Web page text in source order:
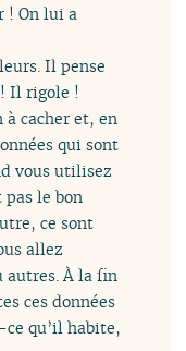
! On lui a
Il pense
Il rigole !
à cacher et, en
qui sont
vous utilisez
pas le bon
ce sont
allez
autres. À la fin
ces données
qu’il habite,